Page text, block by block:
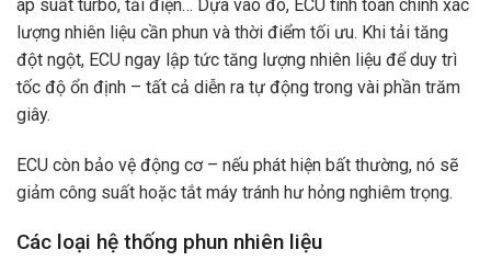
áp suất turbo, tải điện… Dựa vào đó, ECU tính toán chính xác
lượng nhiên liệu cần phun và thời điểm tối ưu. Khi tải tăng
đột ngột, ECU ngay lập tức tăng lượng nhiên liệu để duy trì
tốc độ ổn định – tất cả diễn ra tự động trong vài phần trăm
giây.
ECU còn bảo vệ động cơ – nếu phát hiện bất thường, nó sẽ
giảm công suất hoặc tắt máy tránh hư hỏng nghiêm trọng.
Các loại hệ thống phun nhiên liệu